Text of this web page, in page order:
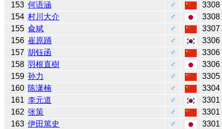
153 何语涵 ♂
3308
154 村川大介 ♂
3308
155 兪斌 ♂
3307
156 崔原踊 ♂
3306
157 胡钰函 ♂
3306
158 羽根直樹 ♂
3306
159 孙力 ♂
3305
160 陈潇楠 ♂
3304
161 李元道 ♂
3301
162 张策 ♂
3301
163 伊田篤史 ♂
3301